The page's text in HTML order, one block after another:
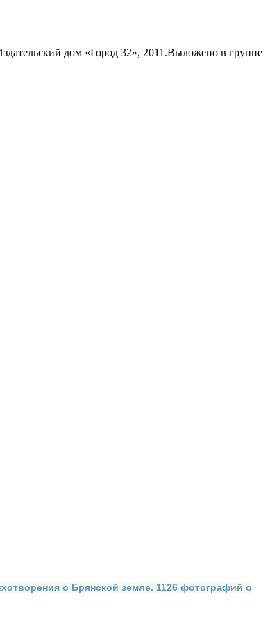
дом «Город 32», 2011.Выложено в группе
о Брянской земле. 1126 фотографий о